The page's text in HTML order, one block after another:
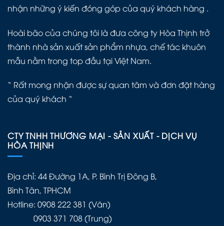
nhận những ý kiến đóng góp của quý khách hàng .
Hoài bão của chúng tôi là đưa công ty Hòa Thịnh trở
thành nhà sản xuất sản phẩm nhựa, chế tác khuôn
mẫu nằm trong top đầu tại Việt Nam.
“ Rất mong nhận được sự quan tâm và đơn đặt hàng
của quý khách “
CTY TNHH THƯƠNG MẠI - SẢN XUẤT - DỊCH VỤ
HÒA THỊNH
Địa chỉ: 44 Đường 1A, P. Bình Trị Đông B,
Bình Tân, TPHCM
Hotline: 0908 222 381 (Văn)
0903 371 708 (Trung)